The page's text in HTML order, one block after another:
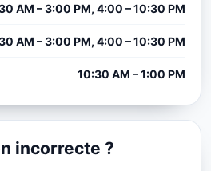
AM – 3:00 PM, 4:00 – 10:30 PM
AM – 3:00 PM, 4:00 – 10:30 PM
10:30 AM – 1:00 PM
incorrecte ?